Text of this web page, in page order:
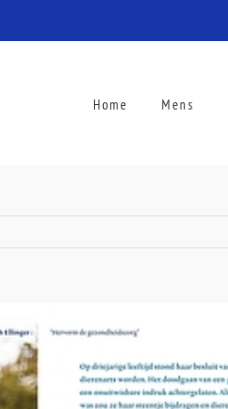
Home Mens